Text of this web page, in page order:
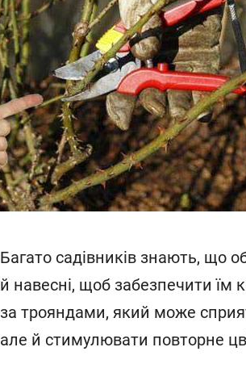
Багато садівників знають, що
й навесні, щоб забезпечити їм
за трояндами, який може
але й стимулювати повторне